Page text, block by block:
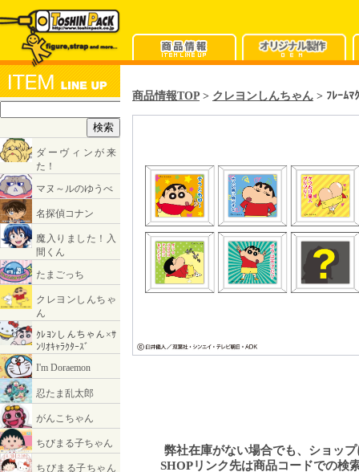
商品情報TOP > クレヨンしんちゃん > ﾌﾚｰﾑﾏ
弊社在庫がない場合でも、ショッ
SHOPリンク先は商品コードでの検